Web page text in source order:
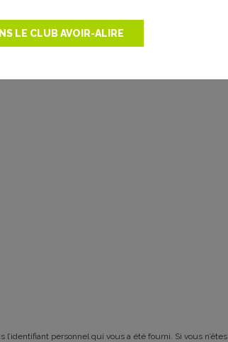
LE CLUB AVOIR-ALIRE
personnel qui vous a été fourni. Si vous n’êtes